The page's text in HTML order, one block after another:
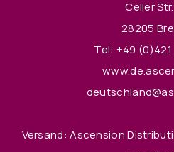
Celler
28205
Tel: +49
Versand: Ascension